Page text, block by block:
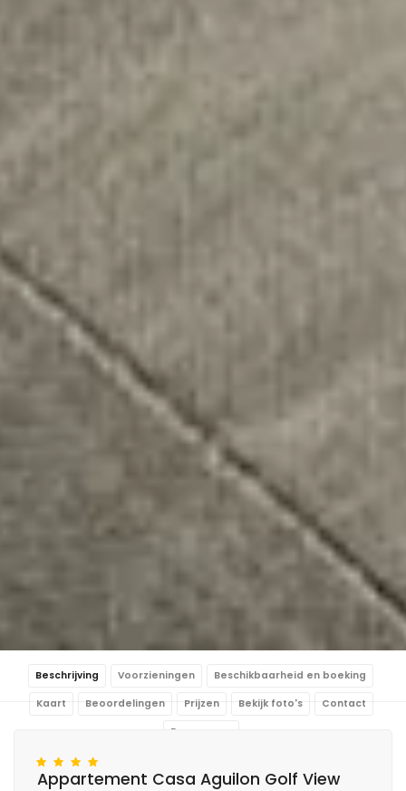
Beschrijving Voorzieningen Beschikbaarheid en boeking
Kaart Beoordelingen Prijzen Bekijk foto's Contact
Reserveren
Appartement Casa Aguilon Golf View